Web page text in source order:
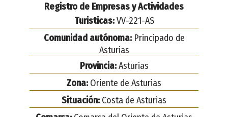
Registro de Empresas y Actividades
Turisticas:VV-221-AS
Comunidad autónoma:Principado de
Asturias
Provincia:Asturias
Zona: Oriente de Asturias
Situación: Costa de Asturias